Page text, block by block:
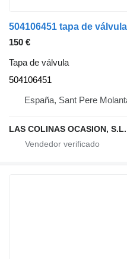
504106451 tapa de
150 €
Tapa de válvula
504106451
España, Sant Pere
LAS COLINAS OCASION, S.L.